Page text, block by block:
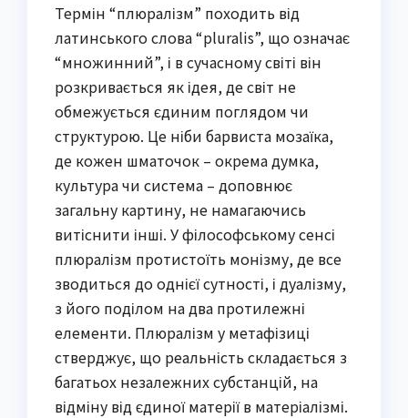
Термін “плюралізм” походить від
латинського слова “pluralis”, що означає
“множинний”, і в сучасному світі він
розкривається як ідея, де світ не
обмежується єдиним поглядом чи
структурою. Це ніби барвиста мозаїка,
де кожен шматочок – окрема думка,
культура чи система – доповнює
загальну картину, не намагаючись
витіснити інші. У філософському сенсі
плюралізм протистоїть монізму, де все
зводиться до однієї сутності, і дуалізму,
з його поділом на два протилежні
елементи. Плюралізм у метафізиці
стверджує, що реальність складається з
багатьох незалежних субстанцій, на
відміну від єдиної матерії в матеріалізмі.